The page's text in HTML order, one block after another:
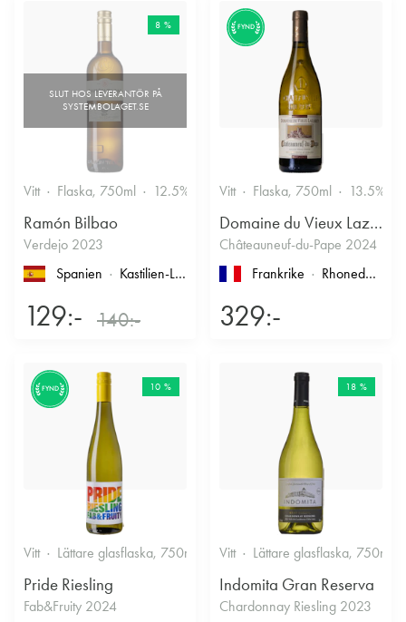
8 %
Vitt Flaska, 750ml 12.5%
Ramón Bilbao
Verdejo 2023
Spanien
Kastilien-León
129:- 140:-
FYND
Vitt Flaska, 750ml 13.5%
Domaine du Vieux Lazaret
Châteauneuf-du-Pape 2024
Frankrike
Rhonedalen
329:-
FYND 10 %
Vitt Lättare glasflaska, 750ml 12% Friskt & Fruktigt
Pride Riesling
Fab&Fruity 2024
18 %
Vitt Lättare glasflaska, 750ml
Indomita Gran Reserva
Chardonnay Riesling 2023